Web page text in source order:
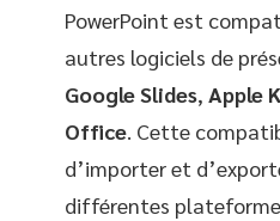
PowerPoint est
autres logiciels de
Google Slides, Apple
Office. Cette
d’importer et
différentes